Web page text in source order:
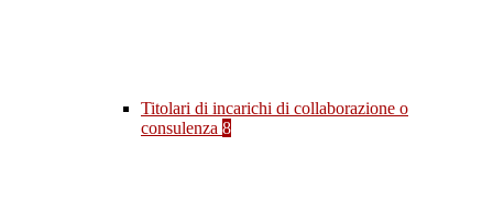
Titolari di incarichi di collaborazione o
consulenza 8